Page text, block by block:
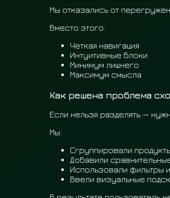
Мы отказались от
Вместо этого:
Четкая навигация
Интуитивные блоки
Минимум лишнего
Максимум смысла
Как решена проблема
Если нельзя разделять —
Мы:
Сгруппировали
Добавили
Использовали фильтры
Ввели визуальные